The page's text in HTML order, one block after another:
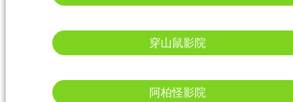
穿山鼠影院
阿柏怪影院